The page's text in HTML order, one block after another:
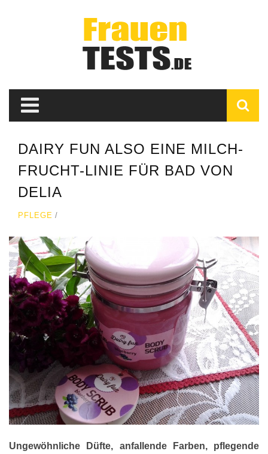
DAIRY FUN ALSO EINE MILCH-
FRUCHT-LINIE FÜR BAD VON
DELIA
PFLEGE
Ungewöhnliche Düfte, anfallende Farben, pflegende